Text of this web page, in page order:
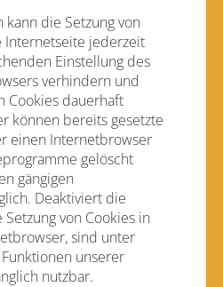
die Setzung von
Internetseite jederzeit
Einstellung des
verhindern und
Cookies dauerhaft
können bereits gesetzte
einen Internetbrowser
gelöscht
gängigen
Deaktiviert die
von Cookies in
sind unter
unserer
nutzbar.